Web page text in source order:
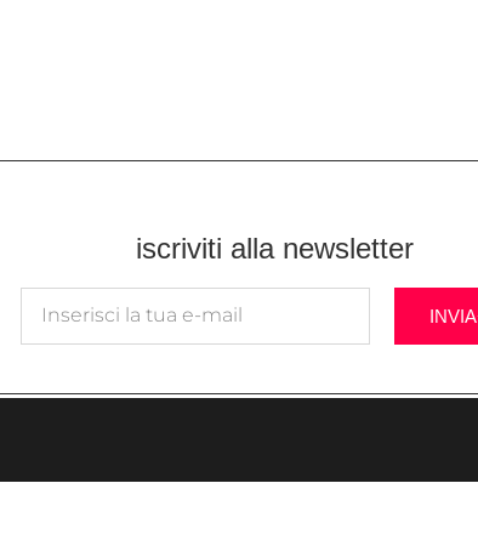
iscriviti alla newsletter
INVIA